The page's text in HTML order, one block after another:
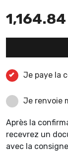
Je paye la
Je renvoie
Après la
recevrez un
avec la